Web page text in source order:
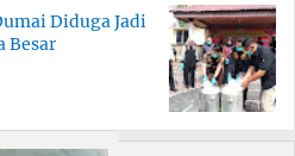
Diduga Jadi
Besar